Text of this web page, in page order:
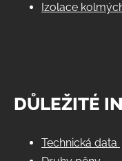
Izolace
DŮLEŽITÉ
Technická data